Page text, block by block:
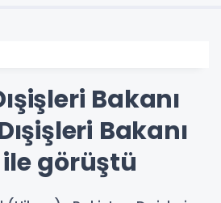
Bakanı
Bakanı
görüştü